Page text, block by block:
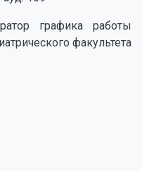
графика работы
факультета